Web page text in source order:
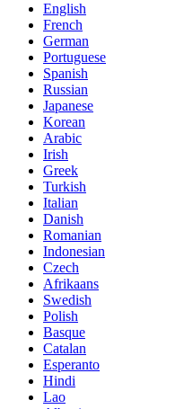
English
French
German
Portuguese
Spanish
Russian
Japanese
Korean
Arabic
Irish
Greek
Turkish
Italian
Danish
Romanian
Indonesian
Czech
Afrikaans
Swedish
Polish
Basque
Catalan
Esperanto
Hindi
Lao